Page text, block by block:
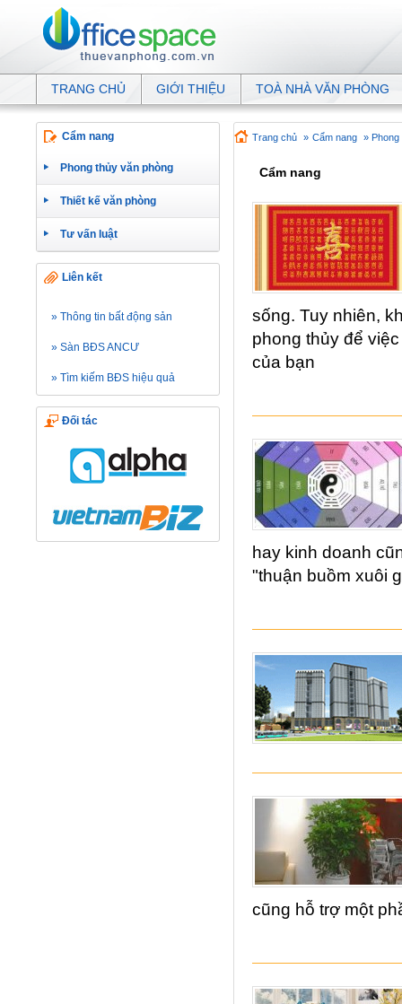
TRANG CHỦ GIỚI THIỆU TOÀ NHÀ VĂN PHÒNG
Cẩm nang
Phong thủy văn phòng
Thiết kế văn phòng
Tư vấn luật
Liên kết
» Thông tin bất động sản
» Sàn BĐS ANCƯ
» Tìm kiếm BĐS hiệu quả
Đối tác
Trang chủ » Cẩm nang » Phong
Cẩm nang
sống. Tuy nhiên,
phong thủy để
của bạn
hay kinh doanh
"thuận buồm xuôi
cũng hỗ trợ một